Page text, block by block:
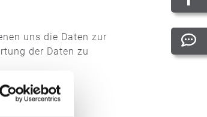
uns die Daten zur
der Daten zu